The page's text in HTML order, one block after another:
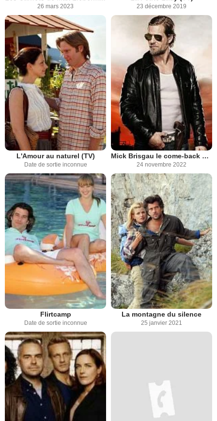
26 mars 2023 23 décembre 2019
L'Amour au naturel (TV)
Date de sortie inconnue
Mick Brisgau le come-back d'un superflic
24 novembre 2022
Flirtcamp
Date de sortie inconnue
La montagne du silence
25 janvier 2021